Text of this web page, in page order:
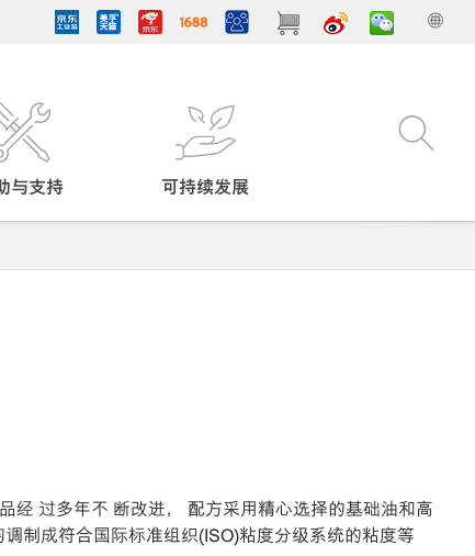
与支持 可持续发展
经 过多年不 断改进， 配方采用精心选择的基础油和高
制成符合国际标准组织(ISO)粘度分级系统的粘度等